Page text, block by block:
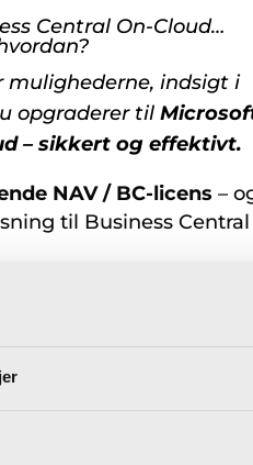
Central On-Cloud…
mulighederne, indsigt i
opgraderer til
–sikkert og effektivt.
NAV / BC-licens –
til Business Central
Cloud i praksis
forretningsgange.